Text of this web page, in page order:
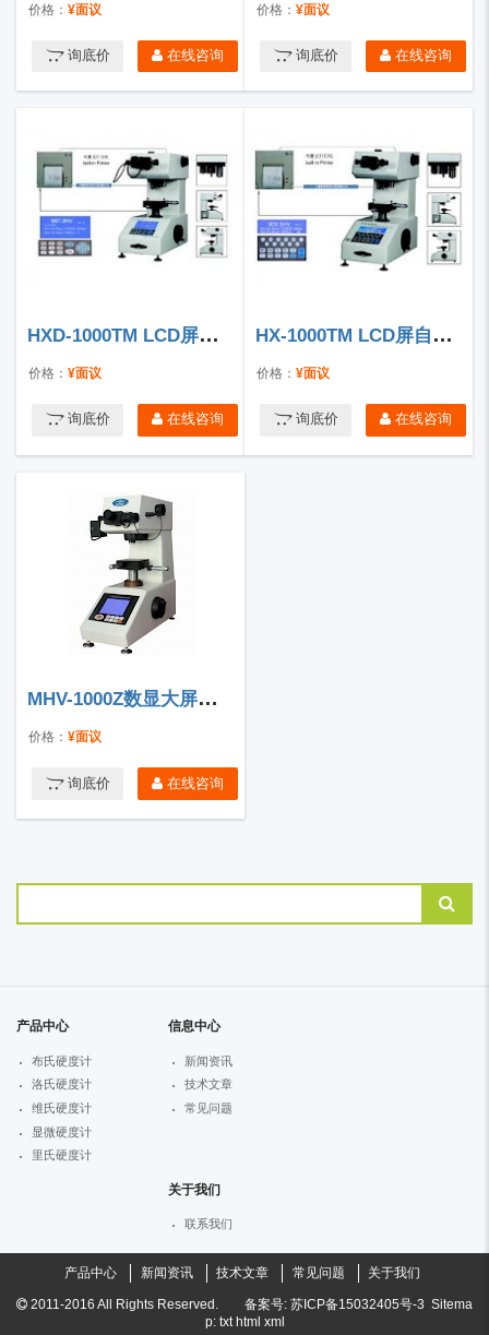
价格： ¥面议
询底价 在线咨询
价格： ¥面议
询底价 在线咨询
HXD-1000TM LCD屏自动转塔数显显微硬度计
价格： ¥面议
询底价 在线咨询
HX-1000TM LCD屏自动转塔显微硬度计
价格： ¥面议
询底价 在线咨询
MHV-1000Z数显大屏幕显微硬度计
价格： ¥面议
询底价 在线咨询
产品中心
布氏硬度计
洛氏硬度计
维氏硬度计
显微硬度计
里氏硬度计
信息中心
新闻资讯
技术文章
常见问题
关于我们
联系我们
产品中心 新闻资讯 技术文章 常见问题 关于我们
2011-2016 All Rights Reserved. 备案号: 苏ICP备15032405号-3 Sitema
p: txt html xml